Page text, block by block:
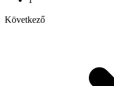
Következő